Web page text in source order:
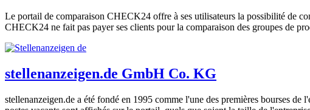
Le portail de comparaison CHECK24 offre à ses utilisateurs la possibilité de
CHECK24 ne fait pas payer ses clients pour la comparaison des groupes de
stellenanzeigen.de GmbH Co. KG
stellenanzeigen.de a été fondé en 1995 comme l'une des premières bourses